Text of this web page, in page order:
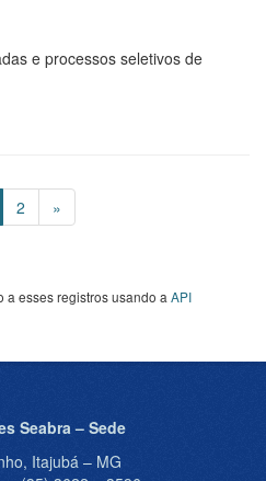
e processos seletivos de
2 »
a esses registros usando a API
Seabra – Sede
Itajubá – MG